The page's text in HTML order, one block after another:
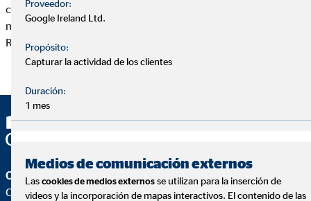
cualquier otra actividad que se pueda realizarse con los
mismos, sin previo permiso por escrito de José Manuel Santos
Ramírez.
OVB Allfinanz España S.A.
Oficina | Jerez de la Frontera (Cádiz)
Proveedor:
Google Ireland Ltd.
Propósito:
Capturar la actividad de los clientes
Duración:
1 mes
Medios de comunicación externos
Las cookies de medios externos se utilizan para la inserción de
videos y la incorporación de mapas interactivos. El contenido de las